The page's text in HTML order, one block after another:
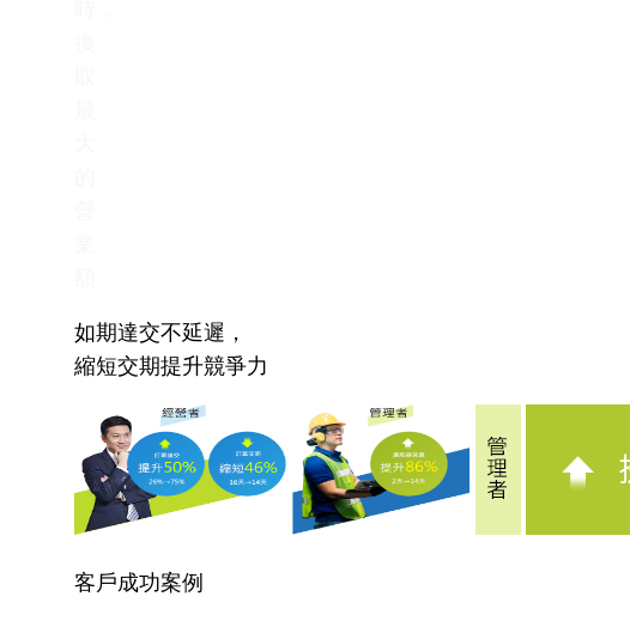
如期達交不延遲，
縮短交期提升競爭力
客戶成功案例